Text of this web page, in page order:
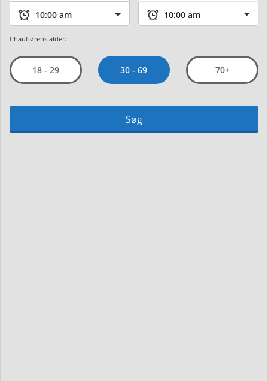
Chaufførens alder:
18 - 29 30 - 69 70+
Søg